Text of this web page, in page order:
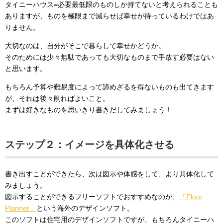
タイニーハウス=必要最低限のものしか持てないと考えられることも
ありますが、ものを極限まで減らせば幸せが待っているわけではあ
りません。
大切なのは、自分がそこで暮らして幸せかどうか。
そのためには少々無駄であっても大切なものまで手放す必要はない
と思います。
もちろん予算や難易度によって諦めざるを得ないものも出てきます
が、それは後々削ればよいこと。
まずは好きなものを思いきり書きだしてみましょう！
ステップ２：イメージを具体化させる
書き出すことができたら、次は図示や体感をして、より具体化して
みましょう。
図示することができるフリーソフトでおすすめなのが、
「Floor
Planner」
という海外のデザインソフト。
このソフトは住宅用のデザインソフトですが、もちろんタイニーハ